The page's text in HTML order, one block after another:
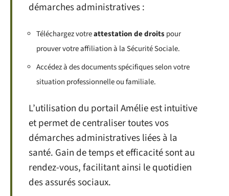
démarches administratives :
Téléchargez votreattestation de droitspour
prouver votre affiliation à la Sécurité Sociale.
Accédez à des documents spécifiques selon votre
situation professionnelle ou familiale.
L’utilisation du portail Amélie est intuitive
et permet de centraliser toutes vos
démarches administratives liées à la
santé. Gain de temps et efficacité sont au
rendez-vous, facilitant ainsi le quotidien
des assurés sociaux.